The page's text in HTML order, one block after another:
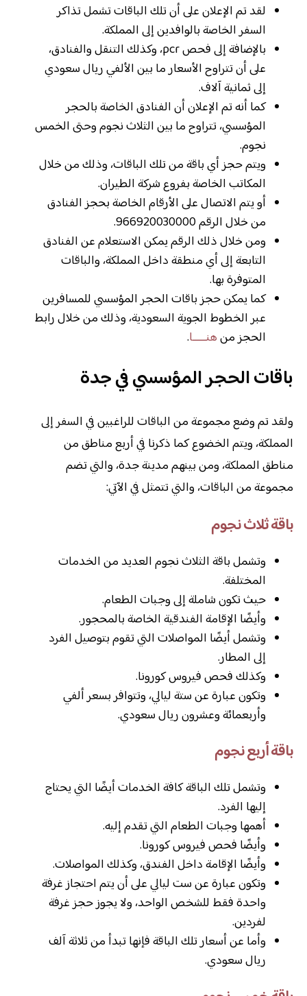
لقد تم الإعلان على أن تلك الباقات تشمل تذاكر
السفر الخاصة بالوافدين إلى المملكة.
بالإضافة إلى فحص pcr، وكذلك التنقل والفنادق،
على أن تتراوح الأسعار ما بين الألفي ريال سعودي
إلى ثمانية آلاف.
كما أنه تم الإعلان أن الفنادق الخاصة بالحجر
المؤسسي، تتراوح ما بين الثلاث نجوم وحتى الخمس
نجوم.
ويتم حجز أي باقة من تلك الباقات، وذلك من خلال
المكاتب الخاصة بفروع شركة الطيران.
أو يتم الاتصال على الأرقام الخاصة بحجز الفنادق
من خلال الرقم 966920030000.
ومن خلال ذلك الرقم يمكن الاستعلام عن الفنادق
التابعة إلى أي منطقة داخل المملكة، والباقات
المتوفرة بها.
كما يمكن حجز باقات الحجر المؤسسي للمسافرين
عبر الخطوط الجوية السعودية، وذلك من خلال رابط
الحجز منهنـــــا.
باقات الحجر المؤسسي في جدة
ولقد تم وضع مجموعة من الباقات للراغبين في السفر إلى
المملكة، ويتم الخضوع كما ذكرنا في أربع مناطق من
مناطق المملكة، ومن بينهم مدينة جدة، والتي تضم
مجموعة من الباقات، والتي تتمثل في الآتي:
باقة ثلاث نجوم
وتشمل باقة الثلاث نجوم العديد من الخدمات
المختلفة.
حيث تكون شاملة إلى وجبات الطعام.
وأيضًا الإقامة الفندقية الخاصة بالمحجور.
وتشمل أيضًا المواصلات التي تقوم بتوصيل الفرد
إلى المطار.
وكذلك فحص فيروس كورونا.
وتكون عبارة عن ستة ليالي، وتتوافر بسعر ألفي
وأربعمائة وعشرون ريال سعودي.
باقة أربع نجوم
وتشمل تلك الباقة كافة الخدمات أيضًا التي يحتاج
إليها الفرد.
أهمها وجبات الطعام التي تقدم إليه.
وأيضًا فحص فيروس كورونا.
وأيضًا الإقامة داخل الفندق، وكذلك المواصلات.
وتكون عبارة عن ست ليالي على أن يتم احتجاز غرفة
واحدة فقط للشخص الواحد، ولا يجوز حجز غرفة
لفردين.
وأما عن أسعار تلك الباقة فإنها تبدأ من ثلاثة آلف
ريال سعودي.